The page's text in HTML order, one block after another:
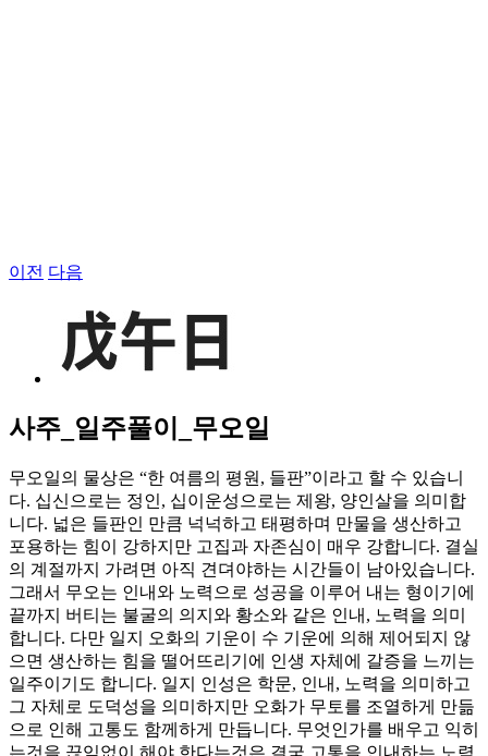
이전 다음
View
Larger
Image
사주_일주풀이_무오일
무오일의 물상은 “한 여름의 평원, 들판”이라고 할 수 있습니
다. 십신으로는 정인, 십이운성으로는 제왕, 양인살을 의미합
니다. 넓은 들판인 만큼 넉넉하고 태평하며 만물을 생산하고
포용하는 힘이 강하지만 고집과 자존심이 매우 강합니다. 결실
의 계절까지 가려면 아직 견뎌야하는 시간들이 남아있습니다.
그래서 무오는 인내와 노력으로 성공을 이루어 내는 형이기에
끝까지 버티는 불굴의 의지와 황소와 같은 인내, 노력을 의미
합니다. 다만 일지 오화의 기운이 수 기운에 의해 제어되지 않
으면 생산하는 힘을 떨어뜨리기에 인생 자체에 갈증을 느끼는
일주이기도 합니다. 일지 인성은 학문, 인내, 노력을 의미하고
그 자체로 도덕성을 의미하지만 오화가 무토를 조열하게 만듦
으로 인해 고통도 함께하게 만듭니다. 무엇인가를 배우고 익히
는것을 끊임없이 해야 한다는것은 결국 고통을 인내하는 노력